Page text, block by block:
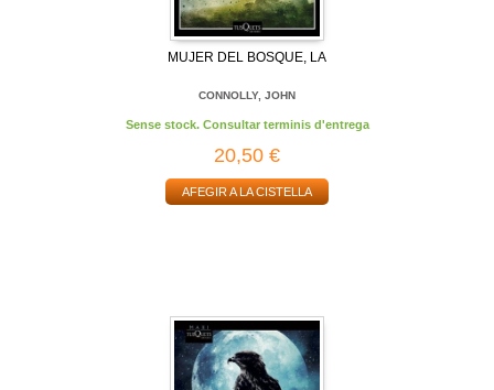
MUJER DEL BOSQUE, LA
CONNOLLY, JOHN
Sense stock. Consultar terminis d'entrega
20,50 €
AFEGIR A LA CISTELLA